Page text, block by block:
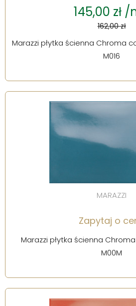
145,00 zł /
162,00 zł
Marazzi płytka ścienna Chroma
M016
MARAZZI
Zapytaj o
Marazzi płytka ścienna
M00M